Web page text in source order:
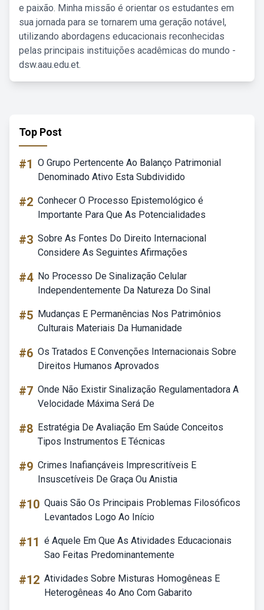
e paixão. Minha missão é orientar os estudantes em
sua jornada para se tornarem uma geração notável,
utilizando abordagens educacionais reconhecidas
pelas principais instituições acadêmicas do mundo -
dsw.aau.edu.et.
Top Post
#1 O Grupo Pertencente Ao Balanço Patrimonial
Denominado Ativo Esta Subdividido
#2 Conhecer O Processo Epistemológico é
Importante Para Que As Potencialidades
#3 Sobre As Fontes Do Direito Internacional
Considere As Seguintes Afirmações
#4 No Processo De Sinalização Celular
Independentemente Da Natureza Do Sinal
#5 Mudanças E Permanências Nos Patrimônios
Culturais Materiais Da Humanidade
#6 Os Tratados E Convenções Internacionais Sobre
Direitos Humanos Aprovados
#7 Onde Não Existir Sinalização Regulamentadora A
Velocidade Máxima Será De
#8 Estratégia De Avaliação Em Saúde Conceitos
Tipos Instrumentos E Técnicas
#9 Crimes Inafiançáveis Imprescritíveis E
Insuscetíveis De Graça Ou Anistia
#10 Quais São Os Principais Problemas Filosóficos
Levantados Logo Ao Início
#11 é Aquele Em Que As Atividades Educacionais
Sao Feitas Predominantemente
#12 Atividades Sobre Misturas Homogêneas E
Heterogêneas 4o Ano Com Gabarito